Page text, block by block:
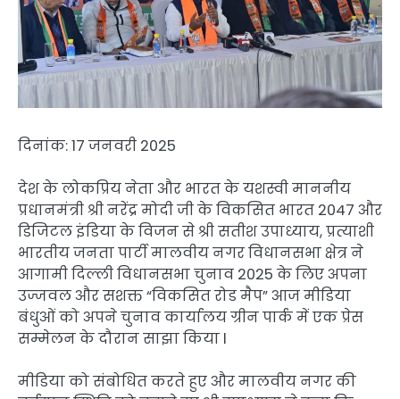
दिनांक: 17 जनवरी 2025
देश के लोकप्रिय नेता और भारत के यशस्वी माननीय
प्रधानमंत्री श्री नरेंद्र मोदी जी के विकसित भारत 2047 और
डिजिटल इंडिया के विजन से श्री सतीश उपाध्याय, प्रत्याशी
भारतीय जनता पार्टी मालवीय नगर विधानसभा क्षेत्र ने
आगामी दिल्ली विधानसभा चुनाव 2025 के लिए अपना
उज्जवल और सशक्त “विकसित रोड मैप” आज मीडिया
बंधुओं को अपने चुनाव कार्यालय ग्रीन पार्क में एक प्रेस
सम्मेलन के दौरान साझा किया l
मीडिया को संबोधित करते हुए और मालवीय नगर की